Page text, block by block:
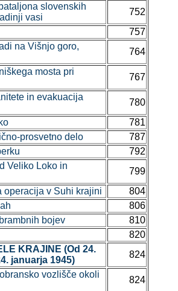
slovenskih
vasi
752
757
na Višnjo goro,
764
mosta pri
767
in evakuacija
780
781
prosvetno delo
787
792
Veliko Loko in
799
v Suhi krajini
804
806
bojev
810
820
KRAJINE (Od 24.
januarja 1945)
824
vozlišče okoli
824